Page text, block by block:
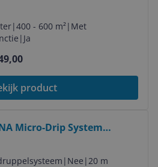
|400 - 600 m²| Met
| Ja
product
Micro-Drip System
Plants
| Nee |20 m